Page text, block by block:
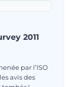
2011
par l’ISO
avis des